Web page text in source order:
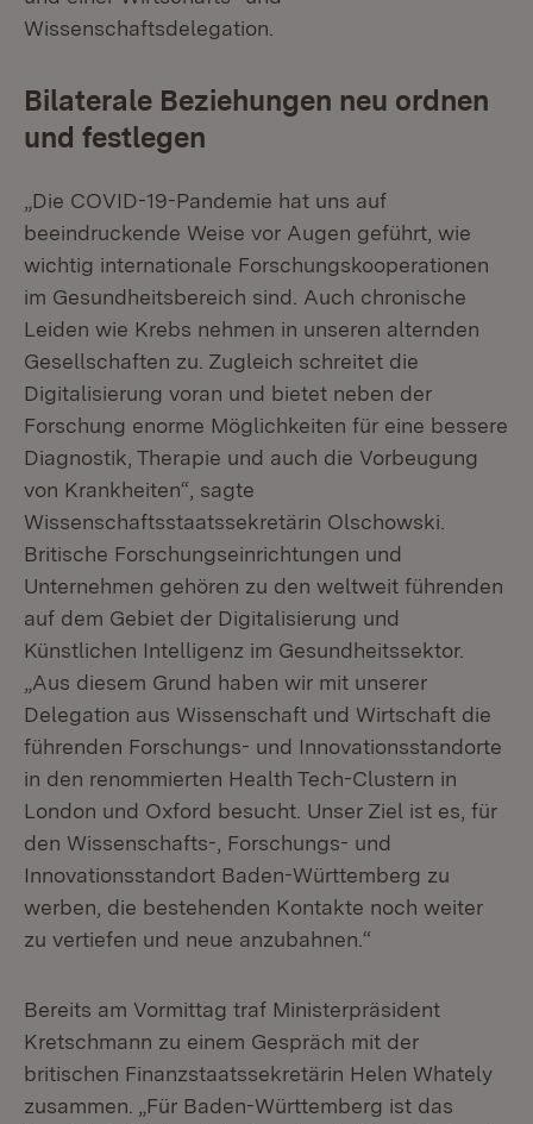
Wissenschaftsdelegation.
Bilaterale Beziehungen neu ordnen
und festlegen
„Die COVID-19-Pandemie hat uns auf
beeindruckende Weise vor Augen geführt, wie
wichtig internationale Forschungskooperationen
im Gesundheitsbereich sind. Auch chronische
Leiden wie Krebs nehmen in unseren alternden
Gesellschaften zu. Zugleich schreitet die
Digitalisierung voran und bietet neben der
Forschung enorme Möglichkeiten für eine bessere
Diagnostik, Therapie und auch die Vorbeugung
von Krankheiten“, sagte
Wissenschaftsstaatssekretärin Olschowski.
Britische Forschungseinrichtungen und
Unternehmen gehören zu den weltweit führenden
auf dem Gebiet der Digitalisierung und
Künstlichen Intelligenz im Gesundheitssektor.
„Aus diesem Grund haben wir mit unserer
Delegation aus Wissenschaft und Wirtschaft die
führenden Forschungs- und Innovationsstandorte
in den renommierten Health Tech-Clustern in
London und Oxford besucht. Unser Ziel ist es, für
den Wissenschafts-, Forschungs- und
Innovationsstandort Baden-Württemberg zu
werben, die bestehenden Kontakte noch weiter
zu vertiefen und neue anzubahnen.“
Bereits am Vormittag traf Ministerpräsident
Kretschmann zu einem Gespräch mit der
britischen Finanzstaatssekretärin Helen Whately
zusammen. „Für Baden-Württemberg ist das